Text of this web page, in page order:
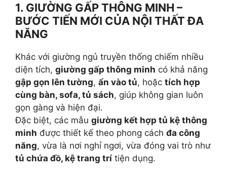
1. GIƯỜNG GẤP THÔNG MINH –
BƯỚC TIẾN MỚI CỦA NỘI THẤT ĐA
NĂNG
Khác với giường ngủ truyền thống chiếm nhiều
diện tích, giường gấp thông minh có khả năng
gập gọn lên tường, ẩn vào tủ, hoặc tích hợp
cùng bàn, sofa, tủ sách, giúp không gian luôn
gọn gàng và hiện đại.
Đặc biệt, các mẫu giường kết hợp tủ kệ thông
minh được thiết kế theo phong cách đa công
năng, vừa là nơi nghỉ ngơi, vừa đóng vai trò như
tủ chứa đồ, kệ trang trí tiện dụng.